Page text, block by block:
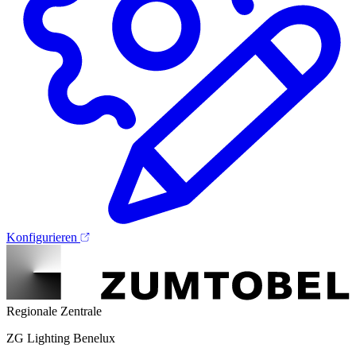
Konfigurieren
Regionale Zentrale
ZG Lighting Benelux